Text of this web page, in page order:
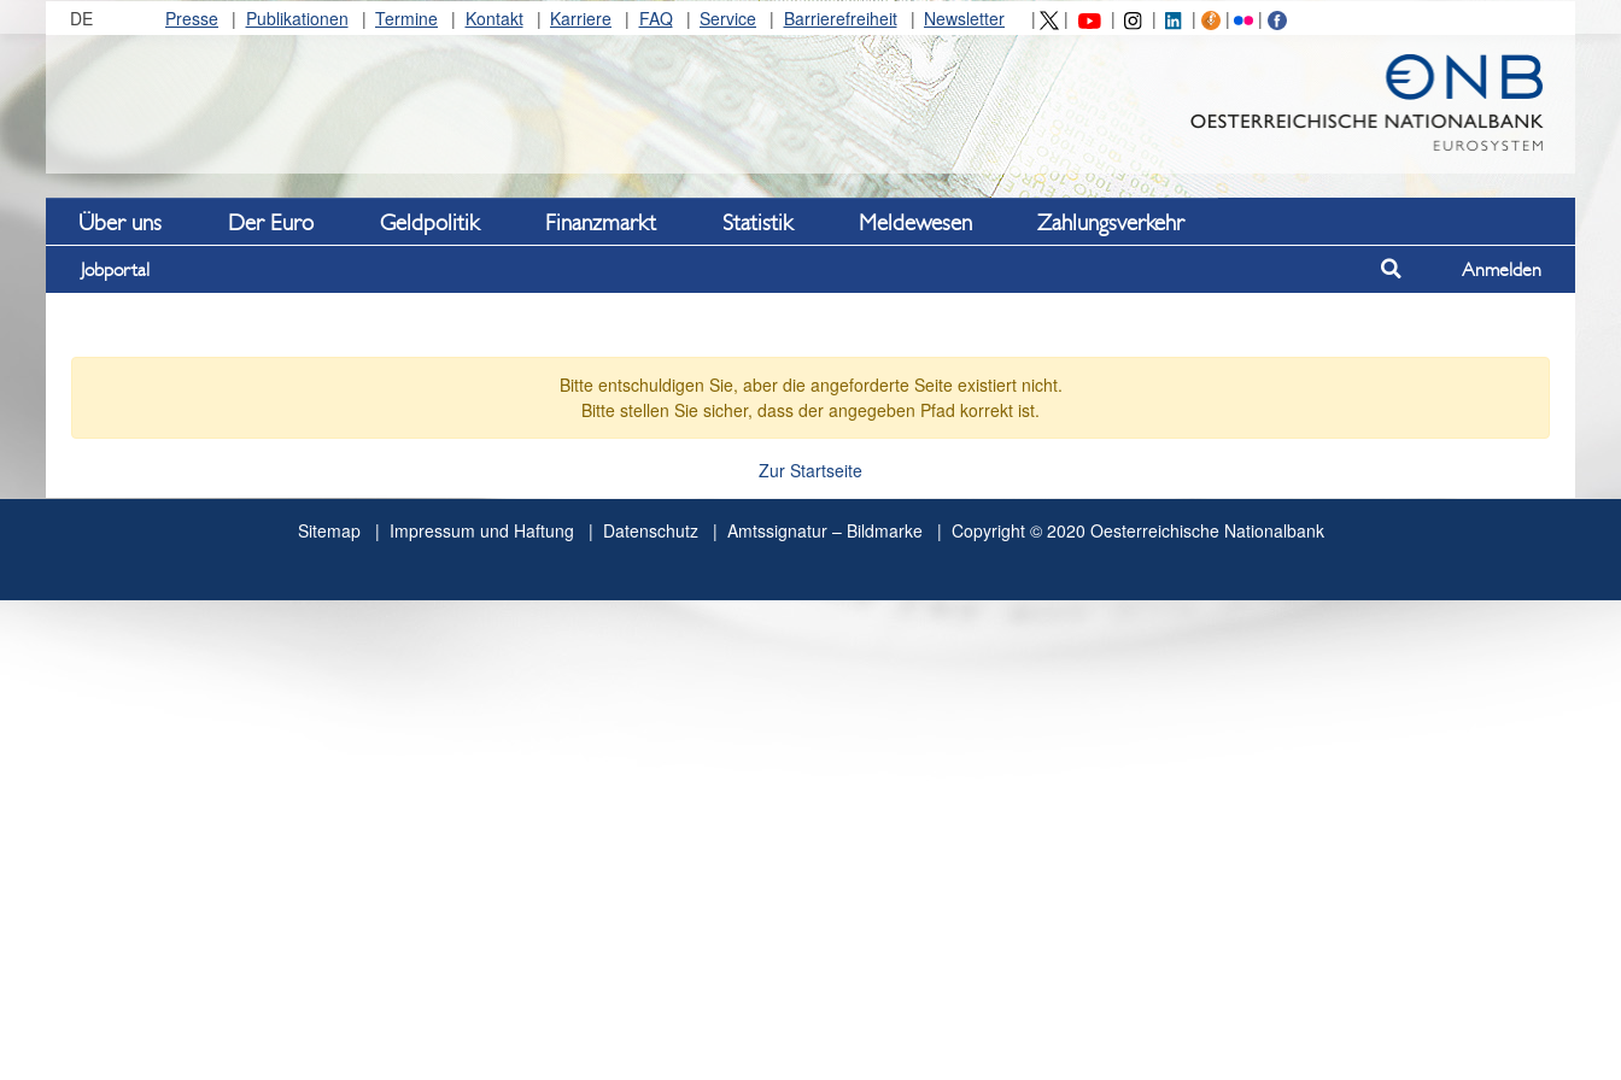
Zum Inhalt springenAccesskey
[1]
Zum Hauptmenü springenAccesskey
[2]
Zur Suche springenAccesskey
[3]
DE Presse Publikationen Termine Kontakt Karriere FAQ Service Barrierefreiheit Newsletter
Über uns Der Euro Geldpolitik Finanzmarkt Statistik Meldewesen Zahlungsverkehr
Jobportal Suche Anmelden
Bitte entschuldigen Sie, aber die angeforderte Seite existiert nicht.
Bitte stellen Sie sicher, dass der angegeben Pfad korrekt ist.
Zur Startseite
Sitemap Impressum und Haftung Datenschutz Amtssignatur – Bildmarke Copyright © 2020 Oesterreichische Nationalbank